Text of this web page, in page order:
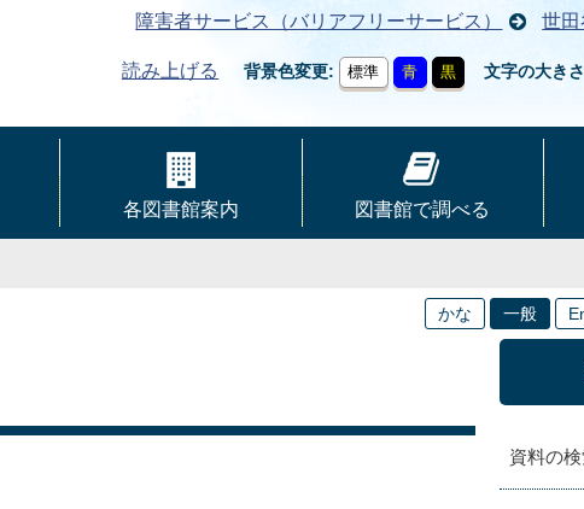
障害者サービス（バリアフリーサービス） 世
読み上げる 背景色変更 標準 青 黒 文字の大きさ
各図書館案内 図書館で調べる
かな 一般
資料の